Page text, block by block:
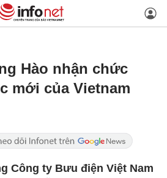
Hào nhận chức
mới của Vietnam
Công ty Bưu điện Việt Nam